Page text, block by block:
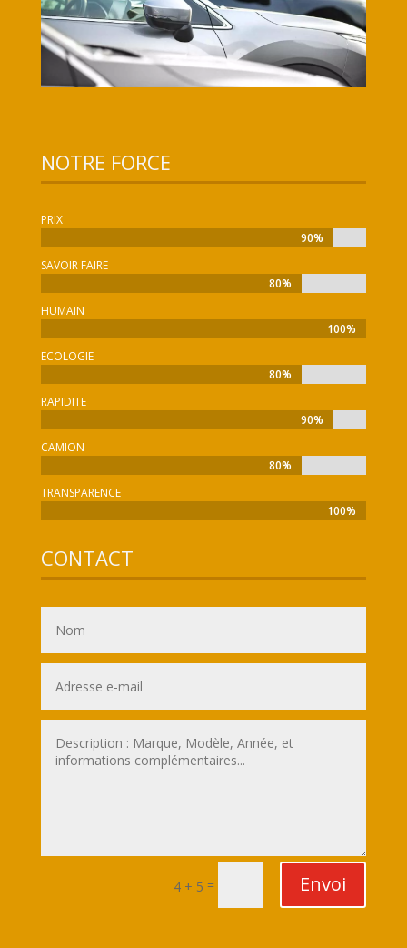
NOTRE FORCE
PRIX
90%
90%
SAVOIR FAIRE
80%
80%
HUMAIN
100%
100%
ECOLOGIE
80%
80%
RAPIDITE
90%
90%
CAMION
80%
80%
TRANSPARENCE
100%
100%
CONTACT
4 + 5 = Envoi